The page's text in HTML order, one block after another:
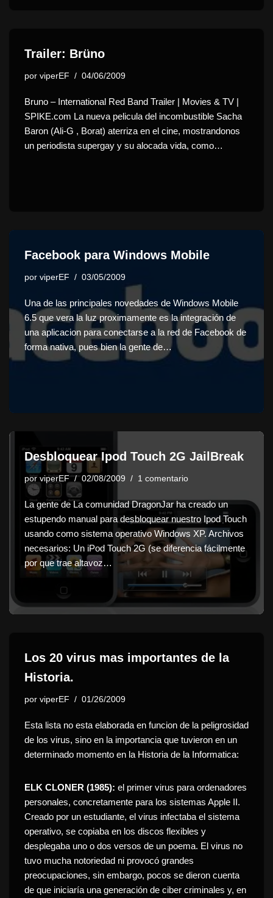
Trailer: Brüno
por viperEF 04/06/2009
Bruno – International Red Band Trailer | Movies & TV |
SPIKE.com La nueva pelicula del incombustible Sacha
Baron (Ali-G , Borat) aterriza en el cine, mostrandonos
un periodista supergay y su alocada vida, como…
Facebook para Windows Mobile
por viperEF 03/05/2009
Una de las principales novedades de Windows Mobile
6.5 que vera la luz proximamente es la integración de
una aplicacion para conectarse a la red de Facebook de
forma nativa, pues bien la gente de…
Desbloquear Ipod Touch 2G JailBreak
por viperEF 02/08/2009 1 comentario
La gente de La comunidad DragonJar ha creado un
estupendo manual para desbloquear nuestro Ipod Touch
usando como sistema operativo Windows XP. Archivos
necesarios: Un iPod Touch 2G (se diferencia fácilmente
por que trae altavoz…
Los 20 virus mas importantes de la
Historia.
por viperEF 01/26/2009
Esta lista no esta elaborada en funcion de la peligrosidad
de los virus, sino en la importancia que tuvieron en un
determinado momento en la Historia de la Informatica:
ELK CLONER (1985): el primer virus para ordenadores
personales, concretamente para los sistemas Apple II.
Creado por un estudiante, el virus infectaba el sistema
operativo, se copiaba en los discos flexibles y
desplegaba uno o dos versos de un poema. El virus no
tuvo mucha notoriedad ni provocó grandes
preocupaciones, sin embargo, pocos se dieron cuenta
de que iniciaría una generación de ciber criminales y, en